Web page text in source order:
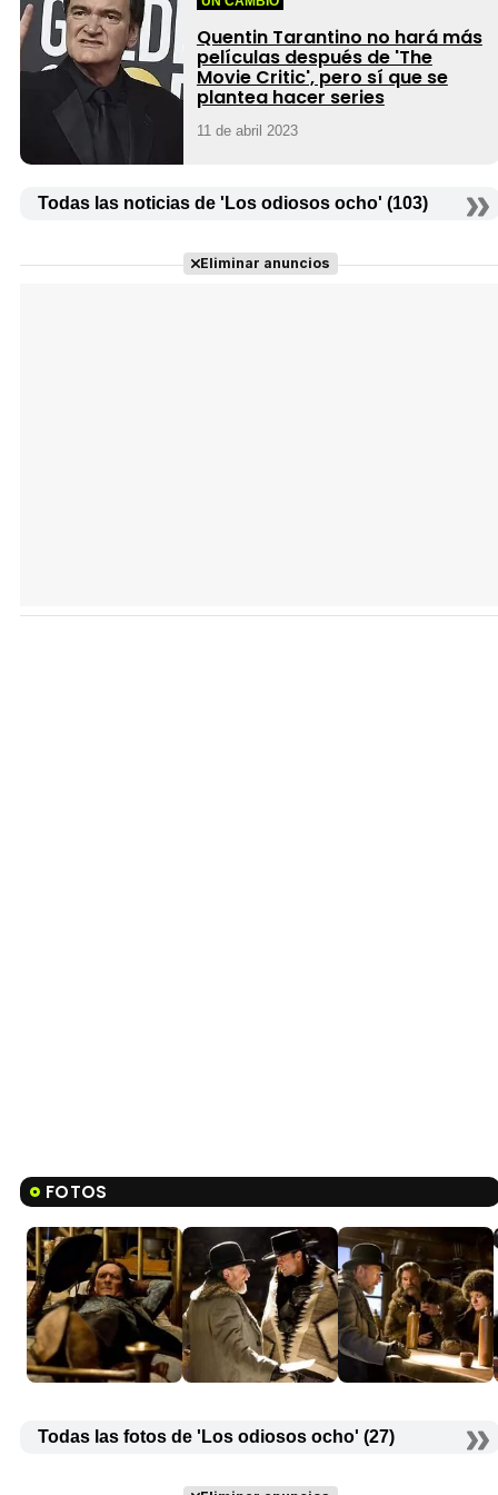
Quentin Tarantino no hará más
películas después de 'The
Movie Critic', pero sí que se
plantea hacer series
11 de abril 2023
Todas las noticias de 'Los odiosos ocho' (103)
Eliminar anuncios
FOTOS
Todas las fotos de 'Los odiosos ocho' (27)